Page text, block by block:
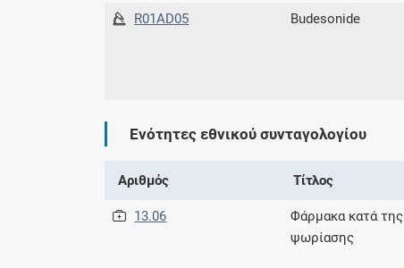
R01AD05 Budesonide
Ενότητες εθνικού συνταγολογίου
Αριθμός Τίτλος
13.06
Φάρμακα κατά της
ψωρίασης